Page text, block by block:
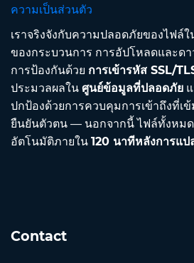
ความเป็นส่วนตัว
เราจริงจังกับความปลอดภัยของไฟล์
ของกระบวนการ การอัปโหลดและด
การป้องกันด้วย การเข้ารหัส SSL/
ประมวลผลใน ศูนย์ข้อมูลที่ปลอดภัย
ปกป้องด้วยการควบคุมการเข้าถึงที่เข้
ยืนยันตัวตน — นอกจากนี้ ไฟล์ทั้งหม
อัตโนมัติภายใน 120 นาทีหลังการแป
Contact